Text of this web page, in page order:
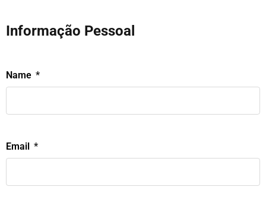
Informação Pessoal
Name
Email